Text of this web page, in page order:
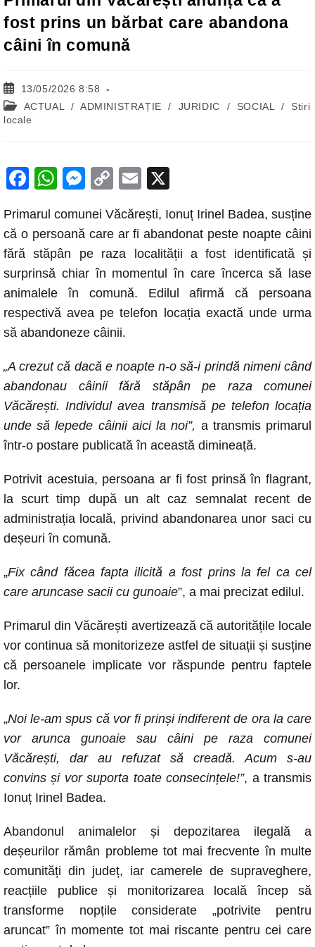
fost prins un bărbat care abandona
câini în comună
Post
published:
13/05/2026 8:58
Post
category:
ACTUAL / ADMINISTRAȚIE / JURIDIC / SOCIAL /
Stiri
locale
F
c
e
b
o
o
k
W
at
s
A
p
p
M
ss
e
n
g
er
C
p
y
Li
n
k
E
ail
Primarul comunei Văcărești, Ionuț Irinel Badea, susține
că o persoană care ar fi abandonat peste noapte câini
fără stăpân pe raza localității a fost identificată și
surprinsă chiar în momentul în care încerca să lase
animalele în comună. Edilul afirmă că persoana
respectivă avea pe telefon locația exactă unde urma
să abandoneze câinii.
„A crezut că dacă e noapte n-o să-i prindă nimeni când
abandonau câinii fără stăpân pe raza comunei
Văcărești. Individul avea transmisă pe telefon locația
unde să lepede câinii aici la noi”, a transmis primarul
într-o postare publicată în această dimineață.
Potrivit acestuia, persoana ar fi fost prinsă în flagrant,
la scurt timp după un alt caz semnalat recent de
administrația locală, privind abandonarea unor saci cu
deșeuri în comună.
„Fix când făcea fapta ilicită a fost prins la fel ca cel
care aruncase sacii cu gunoaie”, a mai precizat edilul.
Primarul din Văcărești avertizează că autoritățile locale
vor continua să monitorizeze astfel de situații și susține
că persoanele implicate vor răspunde pentru faptele
lor.
„Noi le-am spus că vor fi prinși indiferent de ora la care
vor arunca gunoaie sau câini pe raza comunei
Văcărești, dar au refuzat să creadă. Acum s-au
convins și vor suporta toate consecințele!”, a transmis
Ionuț Irinel Badea.
Abandonul animalelor și depozitarea ilegală a
deșeurilor rămân probleme tot mai frecvente în multe
comunități din județ, iar camerele de supraveghere,
reacțiile publice și monitorizarea locală încep să
transforme nopțile considerate „potrivite pentru
aruncat” în momente tot mai riscante pentru cei care